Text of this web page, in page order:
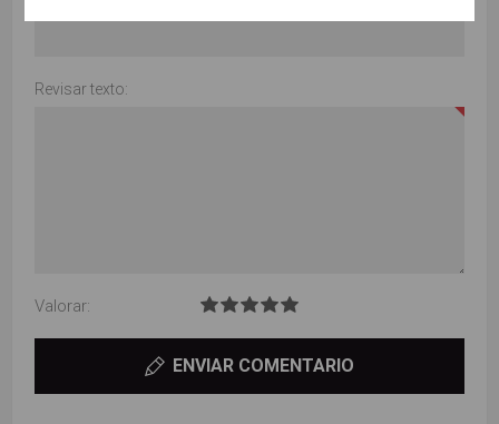
Revisar texto:
Valorar:
ENVIAR COMENTARIO